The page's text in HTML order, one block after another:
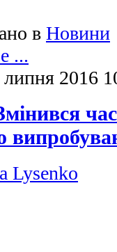
в Новини
...
2016
Lysenko